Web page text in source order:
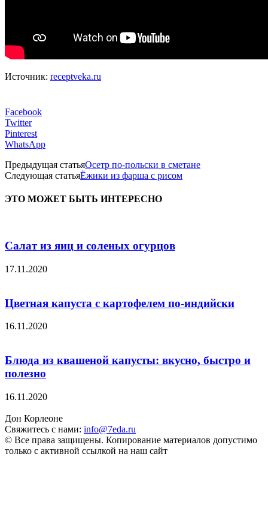
Источник: receptveka.ru
Facebook
Twitter
Pinterest
WhatsApp
Предыдущая статьяОсетр по-польски в сметане
Следующая статьяЁжики из фарша с рисом
ЭТО МОЖЕТ БЫТЬ ИНТЕРЕСНО
Салат из яиц и соленых огурцов
17.11.2020
Цветная капуста с картофелем по-индийски
16.11.2020
Блюда из квашеной капусты: вкусно, быстро и
полезно
16.11.2020
Дон Корлеоне
Свяжитесь с нами: info@7eda.ru
© Все права защищены. Копирование материалов допустимо
только с активной ссылкой на наш сайт